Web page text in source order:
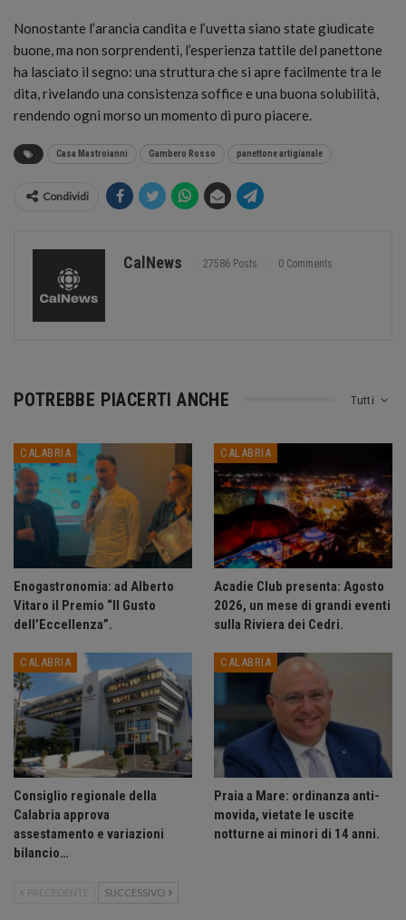
Nonostante l’arancia candita e l’uvetta siano state giudicate
buone, ma non sorprendenti, l’esperienza tattile del panettone
ha lasciato il segno: una struttura che si apre facilmente tra le
dita, rivelando una consistenza soffice e una buona solubilità,
rendendo ogni morso un momento di puro piacere.
Casa Mastroianni Gambero Rosso panettone artigianale
Condividi
CalNews 27586 Posts 0 Comments
Tutti
POTREBBE PIACERTI ANCHE
CALABRIA
Enogastronomia: ad Alberto
Vitaro il Premio “Il Gusto
dell’Eccellenza”.
CALABRIA
Acadie Club presenta: Agosto
2026, un mese di grandi eventi
sulla Riviera dei Cedri.
CALABRIA
Consiglio regionale della
Calabria approva
assestamento e variazioni
bilancio…
CALABRIA
Praia a Mare: ordinanza anti-
movida, vietate le uscite
notturne ai minori di 14 anni.
PRECEDENTE SUCCESSIVO